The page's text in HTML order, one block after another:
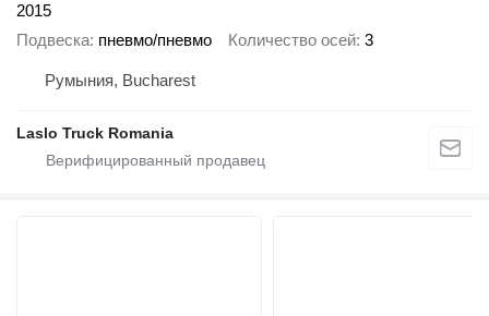
2015
Подвеска пневмо/пневмо Количество осей 3
Румыния, Bucharest
Laslo Truck Romania